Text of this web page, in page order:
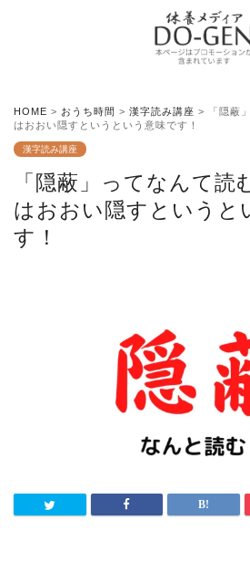
HOME > おうち時間 > 漢字読み講座 >
「隠蔽
はおおい隠すというという意味です！
漢字読み講座
「隠蔽」ってなんて読
はおおい隠すというと
す！